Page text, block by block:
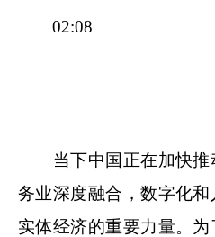
02:08
当下中国正在加快推
务业深度融合，数字化
实体经济的重要力量。